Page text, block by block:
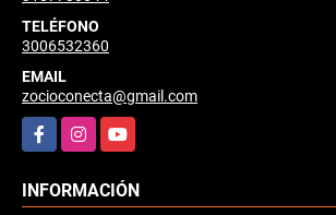
TELÉFONO
3006532360
EMAIL
zocioconecta@gmail.com
FacebookInstagramYouTube
INFORMACIÓN